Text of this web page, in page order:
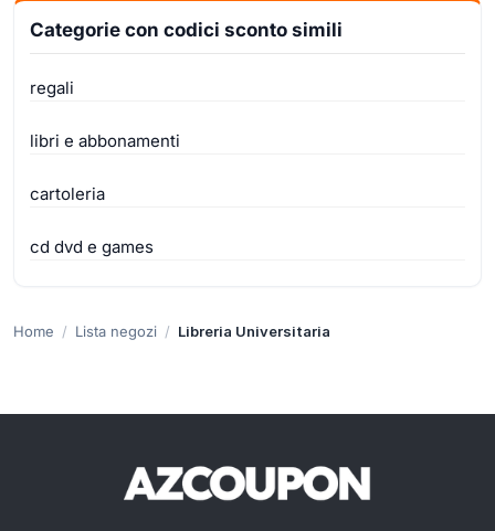
Categorie con codici sconto simili
regali
libri e abbonamenti
cartoleria
cd dvd e games
Home Lista negozi Libreria Universitaria